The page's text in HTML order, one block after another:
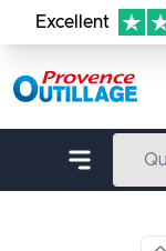
Aller au contenu
Excellent